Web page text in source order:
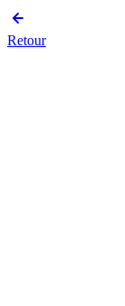
Retour